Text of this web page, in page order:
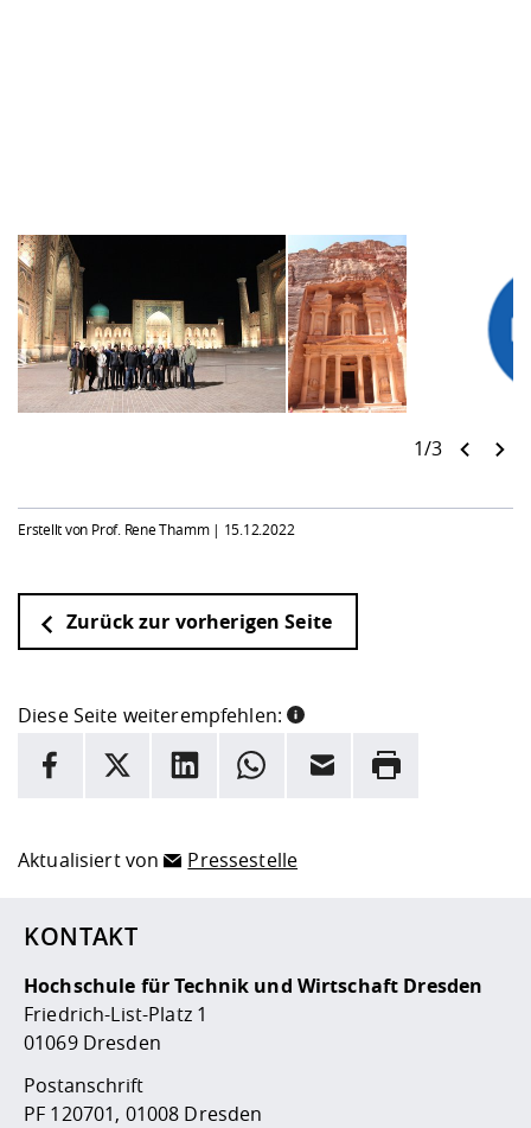
1/3
Erstellt von Prof. Rene Thamm | 15.12.2022
Zurück zur vorherigen Seite
Diese Seite weiterempfehlen:
INFORMATION
Facebook
X LinkedInWhatsappE-Mail Drucken
Aktualisiert von Pressestelle
KONTAKT
Hochschule für Technik und Wirtschaft Dresden
Friedrich-List-Platz 1
01069 Dresden
Postanschrift
PF 120701, 01008 Dresden